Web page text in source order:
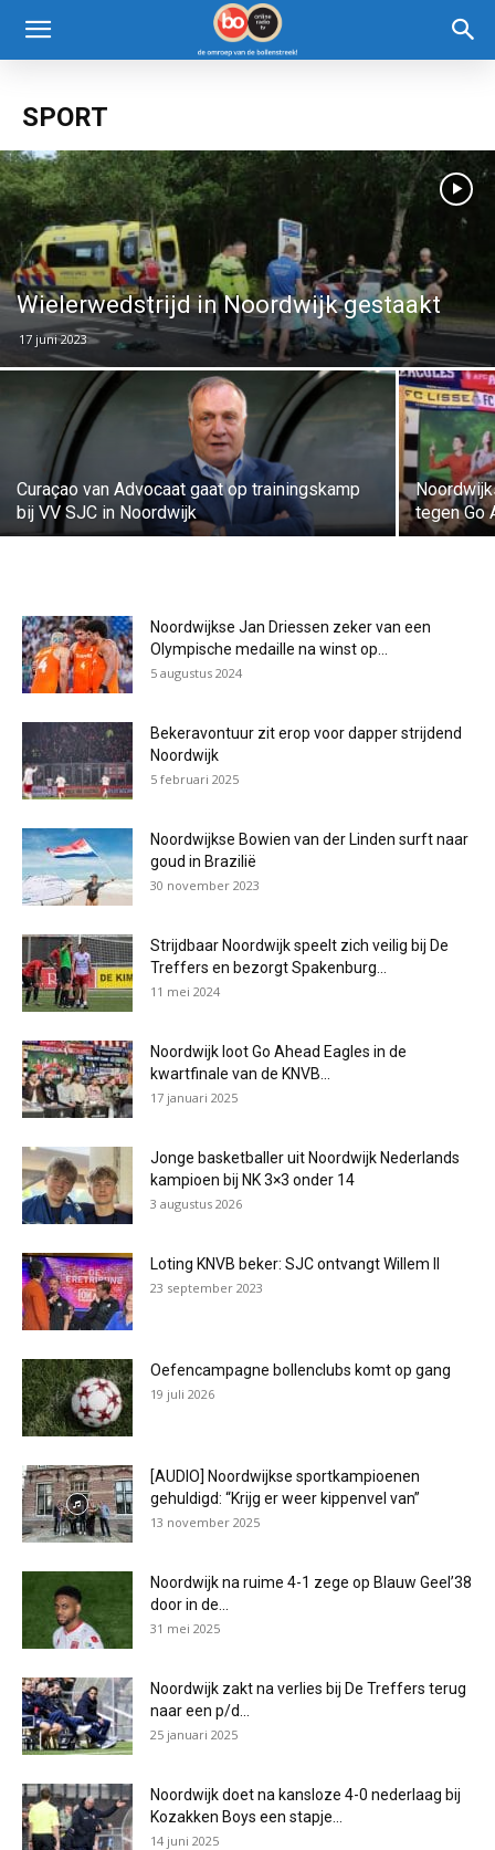
SPORT
Wielerwedstrijd in Noordwijk gestaakt
17 juni 2023
Curaçao van Advocaat gaat op trainingskamp
bij VV SJC in Noordwijk
tegen Go
Noordwijkse Jan Driessen zeker van een
Olympische medaille na winst op...
5 augustus 2024
Bekeravontuur zit erop voor dapper strijdend
Noordwijk
5 februari 2025
Noordwijkse Bowien van der Linden surft naar
goud in Brazilië
30 november 2023
Strijdbaar Noordwijk speelt zich veilig bij De
Treffers en bezorgt Spakenburg...
11 mei 2024
Noordwijk loot Go Ahead Eagles in de
kwartfinale van de KNVB...
17 januari 2025
Jonge basketballer uit Noordwijk Nederlands
kampioen bij NK 3×3 onder 14
3 augustus 2026
Loting KNVB beker: SJC ontvangt Willem II
23 september 2023
Oefencampagne bollenclubs komt op gang
19 juli 2026
[AUDIO] Noordwijkse sportkampioenen
gehuldigd: “Krijg er weer kippenvel van”
13 november 2025
Noordwijk na ruime 4-1 zege op Blauw Geel’38
door in de...
31 mei 2025
Noordwijk zakt na verlies bij De Treffers terug
naar een p/d...
25 januari 2025
Noordwijk doet na kansloze 4-0 nederlaag bij
Kozakken Boys een stapje...
14 juni 2025